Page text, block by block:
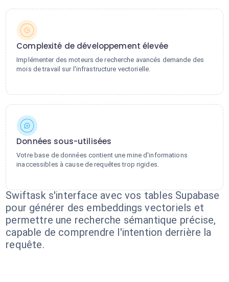
Complexité de développement élevée
Implémenter des moteurs de recherche avancés demande des
mois de travail sur l'infrastructure vectorielle.
Données sous-utilisées
Votre base de données contient une mine d'informations
inaccessibles à cause de requêtes trop rigides.
Swiftask s'interface avec vos tables Supabase
pour générer des embeddings vectoriels et
permettre une recherche sémantique précise,
capable de comprendre l'intention derrière la
requête.